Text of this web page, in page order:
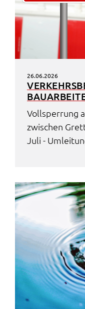
26.06.2026
Voll­sper­rung
zwischen
Juli -